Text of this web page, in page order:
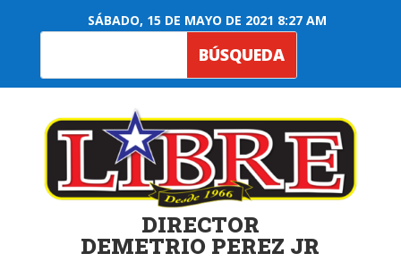
SÁBADO, 15 DE MAYO DE 2021 8:27 AM
DIRECTOR
DEMETRIO PEREZ JR